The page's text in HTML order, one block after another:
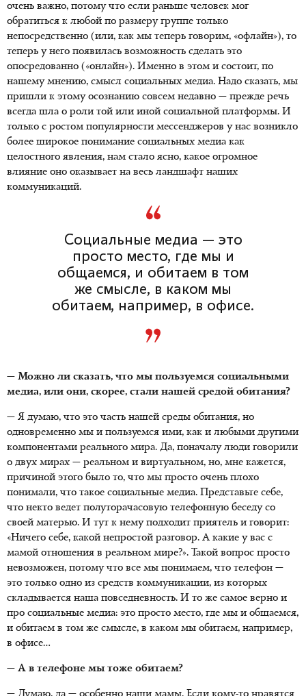
очень важно, потому что если раньше человек мог
обратиться к любой по размеру группе только
непосредственно (или, как мы теперь говорим, «офлайн»), то
теперь у него появилась возможность сделать это
опосредованно («онлайн»). Именно в этом и состоит, по
нашему мнению, смысл социальных медиа. Надо сказать, мы
пришли к этому осознанию совсем недавно — прежде речь
всегда шла о роли той или иной социальной платформы. И
только с ростом популярности мессенджеров у нас возникло
более широкое понимание социальных медиа как
целостного явления, нам стало ясно, какое огромное
влияние оно оказывает на весь ландшафт наших
коммуникаций.
Социальные медиа — это
просто место, где мы и
общаемся, и обитаем в том
же смысле, в каком мы
обитаем, например, в офисе.
— Можно ли сказать, что мы пользуемся социальными
медиа, или они, скорее, стали нашей средой обитания?
— Я думаю, что это часть нашей среды обитания, но
одновременно мы и пользуемся ими, как и любыми другими
компонентами реального мира. Да, поначалу люди говорили
о двух мирах — реальном и виртуальном, но, мне кажется,
причиной этого было то, что мы просто очень плохо
понимали, что такое социальные медиа. Представьте себе,
что некто ведет полуторачасовую телефонную беседу со
своей матерью. И тут к нему подходит приятель и говорит:
«Ничего себе, какой непростой разговор. А какие у вас с
мамой отношения в реальном мире?». Такой вопрос просто
невозможен, потому что все мы понимаем, что телефон —
это только одно из средств коммуникации, из которых
складывается наша повседневность. И то же самое верно и
про социальные медиа: это просто место, где мы и общаемся,
и обитаем в том же смысле, в каком мы обитаем, например,
в офисе…
— А в телефоне мы тоже обитаем?